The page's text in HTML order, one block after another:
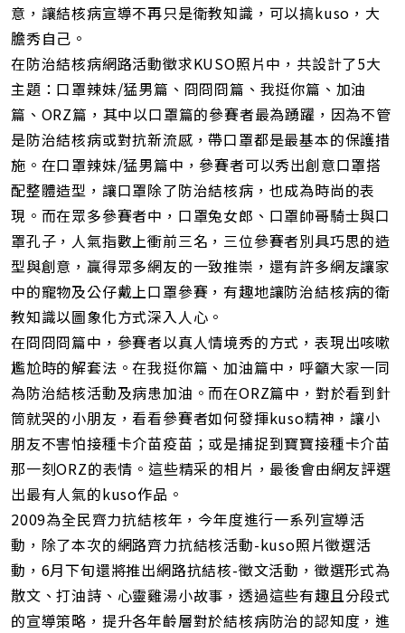
意，讓結核病宣導不再只是衛教知識，可以搞kuso，大
膽秀自己。
在防治結核病網路活動徵求KUSO照片中，共設計了5大
主題：口罩辣妹/猛男篇、冏冏冏篇、我挺你篇、加油
篇、ORZ篇，其中以口罩篇的參賽者最為踴躍，因為不管
是防治結核病或對抗新流感，帶口罩都是最基本的保護措
施。在口罩辣妹/猛男篇中，參賽者可以秀出創意口罩搭
配整體造型，讓口罩除了防治結核病，也成為時尚的表
現。而在眾多參賽者中，口罩兔女郎、口罩帥哥騎士與口
罩孔子，人氣指數上衝前三名，三位參賽者別具巧思的造
型與創意，贏得眾多網友的一致推崇，還有許多網友讓家
中的寵物及公仔戴上口罩參賽，有趣地讓防治結核病的衛
教知識以圖象化方式深入人心。
在冏冏冏篇中，參賽者以真人情境秀的方式，表現出咳嗽
尷尬時的解套法。在我挺你篇、加油篇中，呼籲大家一同
為防治結核活動及病患加油。而在ORZ篇中，對於看到針
筒就哭的小朋友，看看參賽者如何發揮kuso精神，讓小
朋友不害怕接種卡介苗疫苗；或是捕捉到寶寶接種卡介苗
那一刻ORZ的表情。這些精采的相片，最後會由網友評選
出最有人氣的kuso作品。
2009為全民齊力抗結核年，今年度進行一系列宣導活
動，除了本次的網路齊力抗結核活動-kuso照片徵選活
動，6月下旬還將推出網路抗結核-徵文活動，徵選形式為
散文、打油詩、心靈雞湯小故事，透過這些有趣且分段式
的宣導策略，提升各年齡層對於結核病防治的認知度，進